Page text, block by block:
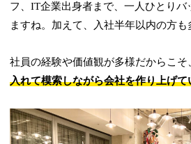
フ、IT企業出身者まで、一人ひとりバ
ますね。加えて、入社半年以内の方も
社員の経験や価値観が多様だからこそ
入れて模索しながら会社を作り上げて